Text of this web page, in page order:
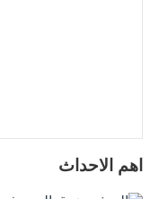
اهم الاحداث